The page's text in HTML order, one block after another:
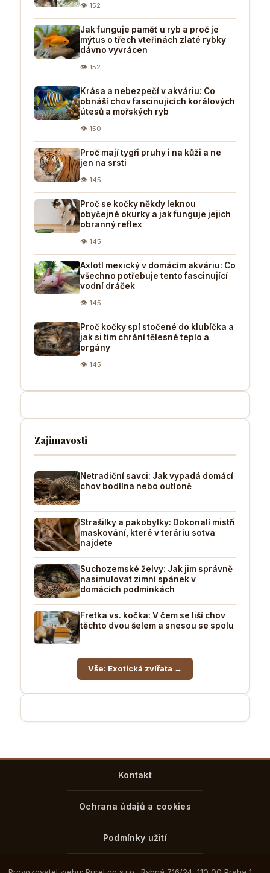
👁 152
Jak funguje paměť u ryb a proč je
mýtus o třech vteřinách zlaté rybky
dávno vyvrácen
👁 152
Krása a nebezpečí v akváriu: Co
obnáší chov fascinujících korálových
útesů a mořských ryb
👁 150
Proč mají tygři pruhy i na kůži a ne
jen na srsti
👁 145
Proč se kočky někdy leknou
obyčejné okurky a jak funguje jejich
obranný reflex
👁 145
Axlotl mexický v domácím akváriu: Co
všechno potřebuje tento fascinující
vodní dráček
👁 145
Proč kočky spí stočené do klubíčka a
jak si tím chrání tělesné teplo a
orgány
👁 145
Zajimavosti
Netradiční savci: Jak vypadá domácí
chov bodlína nebo outloně
Strašilky a pakobylky: Dokonalí mistři
maskování, které v teráriu sotva
najdete
Suchozemské želvy: Jak jim správně
nasimulovat zimní spánek v
domácích podmínkách
Fretka vs. kočka: V čem se liší chov
těchto dvou šelem a snesou se spolu
Vše: Exotická zvířata →
Kontakt
Ochrana údajů a cookies
Podmínky užití